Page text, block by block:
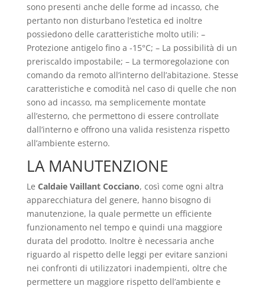
sono presenti anche delle forme ad incasso, che
pertanto non disturbano l’estetica ed inoltre
possiedono delle caratteristiche molto utili: –
Protezione antigelo fino a -15°C; – La possibilità di un
preriscaldo impostabile; – La termoregolazione con
comando da remoto all’interno dell’abitazione. Stesse
caratteristiche e comodità nel caso di quelle che non
sono ad incasso, ma semplicemente montate
all’esterno, che permettono di essere controllate
dall’interno e offrono una valida resistenza rispetto
all’ambiente esterno.
LA MANUTENZIONE
Le Caldaie Vaillant Cocciano, così come ogni altra
apparecchiatura del genere, hanno bisogno di
manutenzione, la quale permette un efficiente
funzionamento nel tempo e quindi una maggiore
durata del prodotto. Inoltre è necessaria anche
riguardo al rispetto delle leggi per evitare sanzioni
nei confronti di utilizzatori inadempienti, oltre che
permettere un maggiore rispetto dell’ambiente e